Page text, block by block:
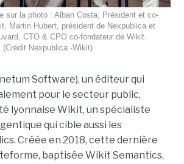
sur la photo : Alban Costa, Président et co-
Martin Hubert, président de Nexpublica et
CTO & CPO co-fondateur de Wikit.
(Crédit Nexpublica -Wikit)
Software), un éditeur qui
pour le secteur public,
lyonnaise Wikit, un spécialiste
qui cible aussi les
Créée en 2018, cette dernière
baptisée Wikit Semantics,